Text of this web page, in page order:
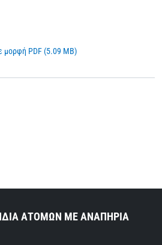
μορφή PDF (5.09 MB)
ΑΤΟΜΩΝ ΜΕ ΑΝΑΠΗΡΙΑ